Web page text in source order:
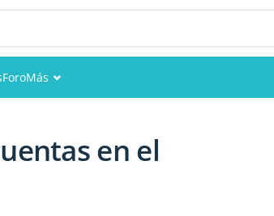
ForoMás
Miembros en el